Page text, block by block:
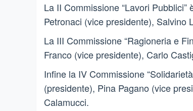
La II Commissione “Lavori
Petronaci (vice presidente), Salvino
La III Commissione “Ragioneria e
Franco (vice presidente), Carlo
Infine la IV Commissione
(presidente), Pina Pagano (vice
Calamucci.